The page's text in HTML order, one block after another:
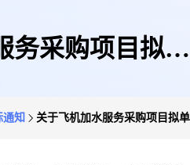
务采购项目拟单
通知 关于飞机加水服务采购项目拟